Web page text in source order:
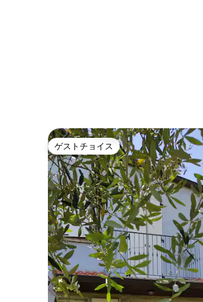
ゲストチョイス
ゲストチョイス